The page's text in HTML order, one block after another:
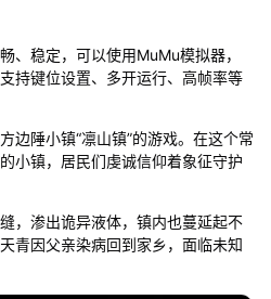
、稳定，可以使用MuMu模拟器，
持键位设置、多开运行、高帧率等
边陲小镇“凛山镇”的游戏。在这个常
小镇，居民们虔诚信仰着象征守护
，渗出诡异液体，镇内也蔓延起不
青因父亲染病回到家乡，面临未知